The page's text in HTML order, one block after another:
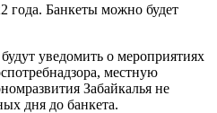
года. Банкеты можно будет
уведомить о мероприятиях
местную
Забайкалья не
дня до банкета.